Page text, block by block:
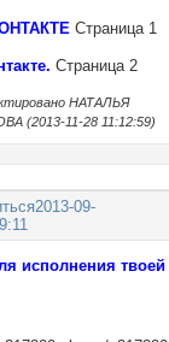
Страница 1
Страница 2
НАТАЛЬЯ
(2013-11-28 11:12:59)
2013-09-
исполнения твоей